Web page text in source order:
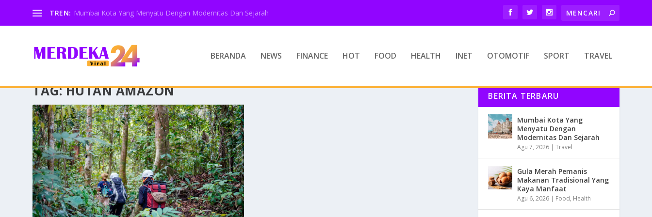
TREN: Mumbai Kota Yang Menyatu Dengan Modernitas Dan Sejarah
BERANDA NEWS FINANCE HOT FOOD HEALTH INET OTOMOTIF SPORT TRAVEL
TAG:HUTAN AMAZON BERITA TERBARU
Mumbai Kota Yang
Menyatu Dengan
Modernitas Dan Sejarah
Agu 7, 2026 |Travel
Gula Merah Pemanis
Makanan Tradisional Yang
Kaya Manfaat
Agu 6, 2026 | Food, Health